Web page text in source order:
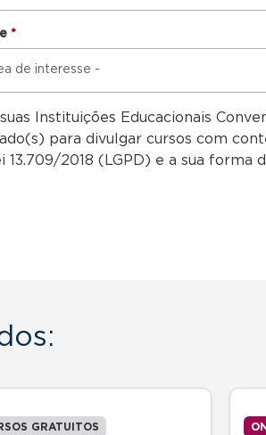
*
Instituições Educacionais
para divulgar cursos com
13.709/2018 (LGPD) e a sua forma
GRATUITOS